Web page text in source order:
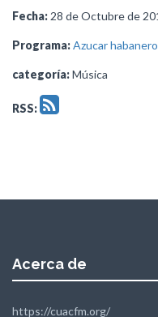
Fecha: 28 de Octubre de
Programa:Azucar habanero
categoría:Música
RSS:
Acerca de
https://cuacfm.org/